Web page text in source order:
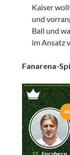
Kaiser
und
Ball und
im Ansatz
Fanarena-